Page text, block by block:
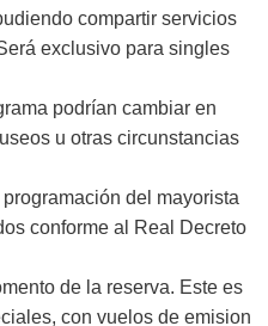
compartir servicios
exclusivo para singles
podrían cambiar en
u otras circunstancias
del mayorista
conforme al Real Decreto
de la reserva. Este es
con vuelos de emision